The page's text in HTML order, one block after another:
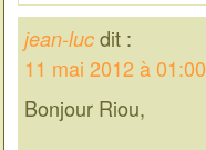
jean-luc dit :
11 mai 2012 à 01:00
Bonjour Riou,